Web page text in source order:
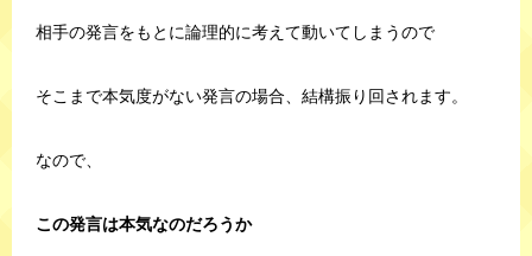
相手の発言をもとに論理的に考えて動いてしまうので
そこまで本気度がない発言の場合、結構振り回されます。
なので、
この発言は本気なのだろうか